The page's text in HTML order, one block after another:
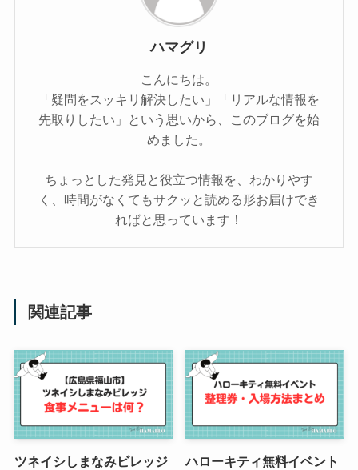
ハマグリ
こんにちは。
「疑問をスッキリ解決したい」「リアルな情報を
先取りしたい」という思いから、このブログを始
めました。
ちょっとした発見と役立つ情報を、わかりやす
く、時間がなくてもサクッと読める形お届けでき
ればと思っています！
関連記事
ツネイシしまなみビレッジ
ハローキティ無料イベント